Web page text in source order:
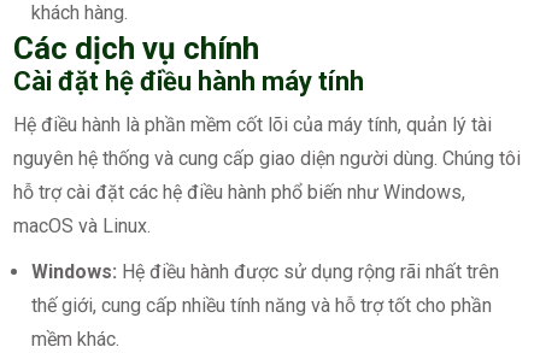
khách hàng.
Các dịch vụ chính
Cài đặt hệ điều hành máy tính
Hệ điều hành là phần mềm cốt lõi của máy tính, quản lý tài
nguyên hệ thống và cung cấp giao diện người dùng. Chúng tôi
hỗ trợ cài đặt các hệ điều hành phổ biến như Windows,
macOS và Linux.
Windows: Hệ điều hành được sử dụng rộng rãi nhất trên
thế giới, cung cấp nhiều tính năng và hỗ trợ tốt cho phần
mềm khác.